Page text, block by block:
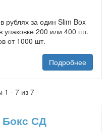
рублях за один Slim Box
упаковке 200 или 400 шт.
от 1000 шт.
Подробнее
1 - 7 из 7
Бокс СД